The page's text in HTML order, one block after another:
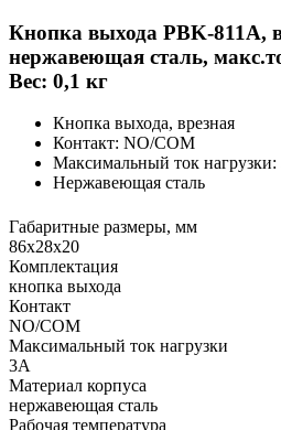
Кнопка выхода PBK-811A,
нержавеющая сталь,
Вес: 0,1 кг
Кнопка выхода, врезная
Контакт: NO/COM
Максимальный ток нагрузки:
Нержавеющая сталь
Габаритные размеры, мм
86х28х20
Комплектация
кнопка выхода
Контакт
NO/COM
Максимальный ток нагрузки
3A
Материал корпуса
нержавеющая сталь
Рабочая температура